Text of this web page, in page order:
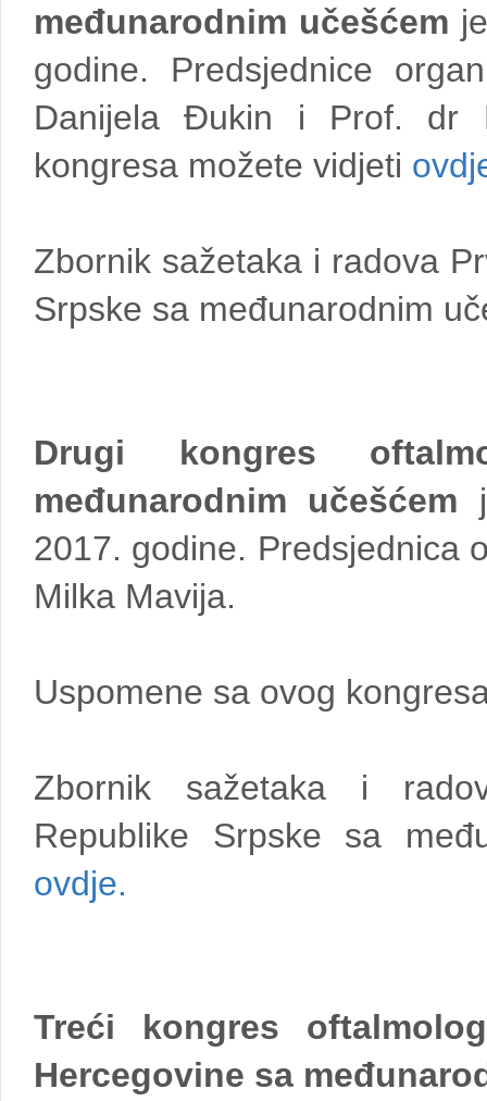
međunarodnim učešćem
godine. Predsjednice
Danijela Đukin i Prof. dr
kongresa možete vidjeti
Zbornik sažetaka i radova
Srpske sa međunarodnim
Drugi kongres
međunarodnim učešćem
2017. godine. Predsjednica
Milka Mavija.
Uspomene sa ovog
Zbornik sažetaka i
Republike Srpske sa
ovdje.
Treći kongres
Hercegovine sa